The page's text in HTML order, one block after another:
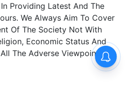
Providing Latest And The
We Always Aim To Cover
Of The Society Not With
Economic Status And
The Adverse Viewpoints.